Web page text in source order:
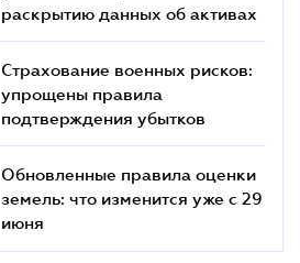
раскрытию данных об активах
Страхование военных рисков:
упрощены правила
подтверждения убытков
Обновленные правила оценки
земель: что изменится уже с 29
июня